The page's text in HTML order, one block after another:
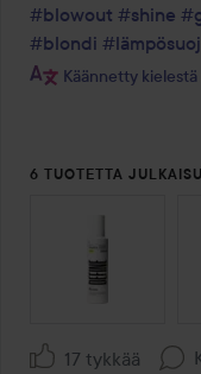
#blowout #shine
#blondi
Käännetty
6 TUOTETTA
17 tykkää